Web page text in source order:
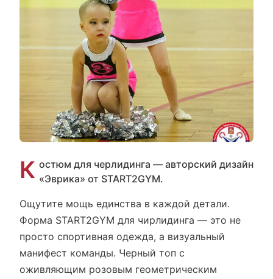
К остюм для черлидинга — авторский дизайн
«Эврика» от START2GYM.
Ощутите мощь единства в каждой детали.
Форма START2GYM для чирлидинга — это не
просто спортивная одежда, а визуальный
манифест команды. Черный топ с
оживляющим розовым геометрическим